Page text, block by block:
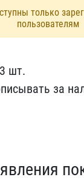
только
пользователям
шт.
за